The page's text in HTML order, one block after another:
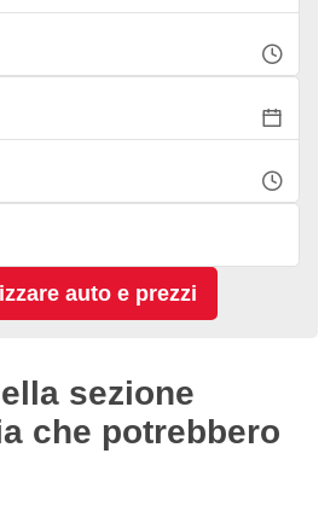
sezione
che potrebbero